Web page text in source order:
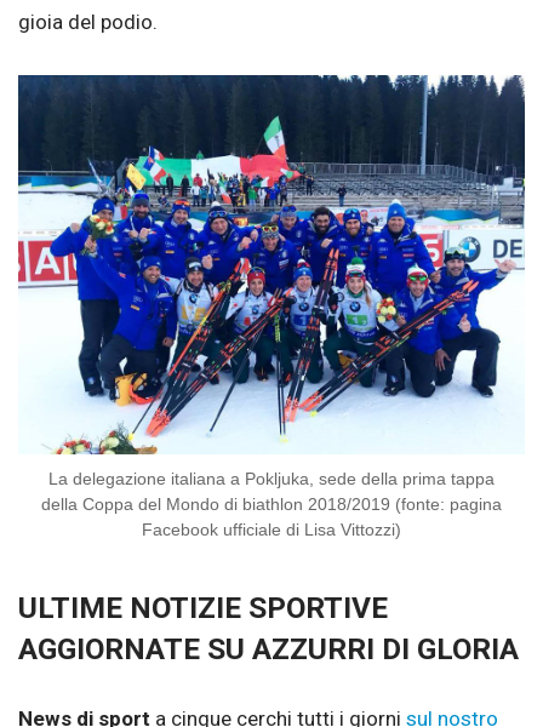
gioia del podio.
La delegazione italiana a Pokljuka, sede della prima tappa
della Coppa del Mondo di biathlon 2018/2019 (fonte: pagina
Facebook ufficiale di Lisa Vittozzi)
ULTIME NOTIZIE SPORTIVE
AGGIORNATE SU AZZURRI DI GLORIA
News di sport a cinque cerchi tutti i giorni sul nostro